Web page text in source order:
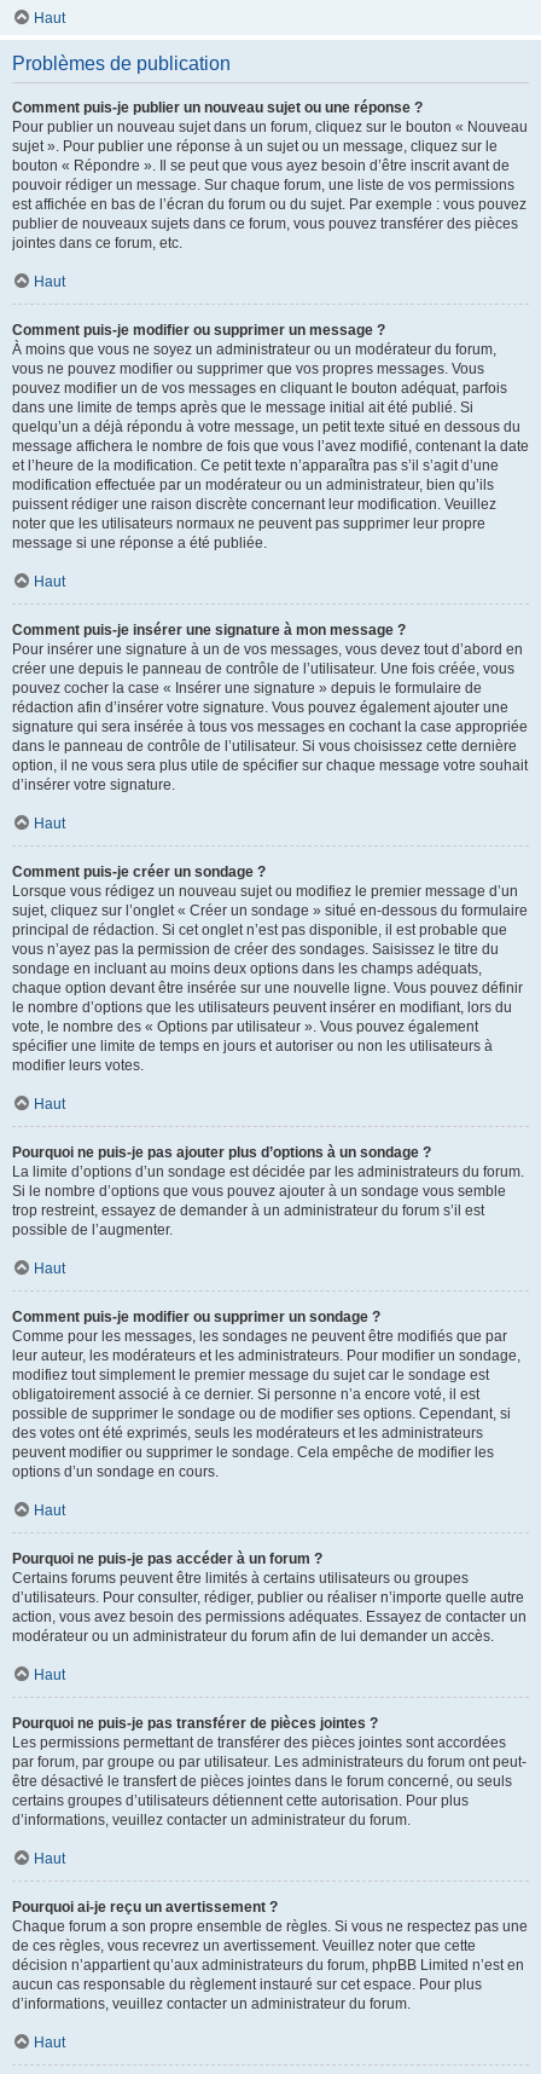
Haut
Problèmes de publication
Comment puis-je publier un nouveau sujet ou une réponse ?
Pour publier un nouveau sujet dans un forum, cliquez sur le bouton « Nouveau
sujet ». Pour publier une réponse à un sujet ou un message, cliquez sur le
bouton « Répondre ». Il se peut que vous ayez besoin d’être inscrit avant de
pouvoir rédiger un message. Sur chaque forum, une liste de vos permissions
est affichée en bas de l’écran du forum ou du sujet. Par exemple : vous pouvez
publier de nouveaux sujets dans ce forum, vous pouvez transférer des pièces
jointes dans ce forum, etc.
Haut
Comment puis-je modifier ou supprimer un message ?
À moins que vous ne soyez un administrateur ou un modérateur du forum,
vous ne pouvez modifier ou supprimer que vos propres messages. Vous
pouvez modifier un de vos messages en cliquant le bouton adéquat, parfois
dans une limite de temps après que le message initial ait été publié. Si
quelqu’un a déjà répondu à votre message, un petit texte situé en dessous du
message affichera le nombre de fois que vous l’avez modifié, contenant la date
et l’heure de la modification. Ce petit texte n’apparaîtra pas s’il s’agit d’une
modification effectuée par un modérateur ou un administrateur, bien qu’ils
puissent rédiger une raison discrète concernant leur modification. Veuillez
noter que les utilisateurs normaux ne peuvent pas supprimer leur propre
message si une réponse a été publiée.
Haut
Comment puis-je insérer une signature à mon message ?
Pour insérer une signature à un de vos messages, vous devez tout d’abord en
créer une depuis le panneau de contrôle de l’utilisateur. Une fois créée, vous
pouvez cocher la case « Insérer une signature » depuis le formulaire de
rédaction afin d’insérer votre signature. Vous pouvez également ajouter une
signature qui sera insérée à tous vos messages en cochant la case appropriée
dans le panneau de contrôle de l’utilisateur. Si vous choisissez cette dernière
option, il ne vous sera plus utile de spécifier sur chaque message votre souhait
d’insérer votre signature.
Haut
Comment puis-je créer un sondage ?
Lorsque vous rédigez un nouveau sujet ou modifiez le premier message d’un
sujet, cliquez sur l’onglet « Créer un sondage » situé en-dessous du formulaire
principal de rédaction. Si cet onglet n’est pas disponible, il est probable que
vous n’ayez pas la permission de créer des sondages. Saisissez le titre du
sondage en incluant au moins deux options dans les champs adéquats,
chaque option devant être insérée sur une nouvelle ligne. Vous pouvez définir
le nombre d’options que les utilisateurs peuvent insérer en modifiant, lors du
vote, le nombre des « Options par utilisateur ». Vous pouvez également
spécifier une limite de temps en jours et autoriser ou non les utilisateurs à
modifier leurs votes.
Haut
Pourquoi ne puis-je pas ajouter plus d’options à un sondage ?
La limite d’options d’un sondage est décidée par les administrateurs du forum.
Si le nombre d’options que vous pouvez ajouter à un sondage vous semble
trop restreint, essayez de demander à un administrateur du forum s’il est
possible de l’augmenter.
Haut
Comment puis-je modifier ou supprimer un sondage ?
Comme pour les messages, les sondages ne peuvent être modifiés que par
leur auteur, les modérateurs et les administrateurs. Pour modifier un sondage,
modifiez tout simplement le premier message du sujet car le sondage est
obligatoirement associé à ce dernier. Si personne n’a encore voté, il est
possible de supprimer le sondage ou de modifier ses options. Cependant, si
des votes ont été exprimés, seuls les modérateurs et les administrateurs
peuvent modifier ou supprimer le sondage. Cela empêche de modifier les
options d’un sondage en cours.
Haut
Pourquoi ne puis-je pas accéder à un forum ?
Certains forums peuvent être limités à certains utilisateurs ou groupes
d’utilisateurs. Pour consulter, rédiger, publier ou réaliser n’importe quelle autre
action, vous avez besoin des permissions adéquates. Essayez de contacter un
modérateur ou un administrateur du forum afin de lui demander un accès.
Haut
Pourquoi ne puis-je pas transférer de pièces jointes ?
Les permissions permettant de transférer des pièces jointes sont accordées
par forum, par groupe ou par utilisateur. Les administrateurs du forum ont peut-
être désactivé le transfert de pièces jointes dans le forum concerné, ou seuls
certains groupes d’utilisateurs détiennent cette autorisation. Pour plus
d’informations, veuillez contacter un administrateur du forum.
Haut
Pourquoi ai-je reçu un avertissement ?
Chaque forum a son propre ensemble de règles. Si vous ne respectez pas une
de ces règles, vous recevrez un avertissement. Veuillez noter que cette
décision n’appartient qu’aux administrateurs du forum, phpBB Limited n’est en
aucun cas responsable du règlement instauré sur cet espace. Pour plus
d’informations, veuillez contacter un administrateur du forum.
Haut